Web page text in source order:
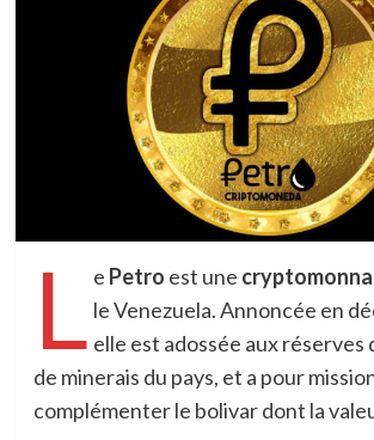
L e Petro est une
le Venezuela. Annoncée en
elle est adossée aux
de minerais du pays, et a pour
complémenter le bolivar dont la